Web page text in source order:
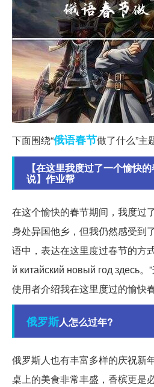
下面围绕“俄语春节做了什么”主
【在这里我度过了一个愉快
说】作业帮
在这个愉快的春节期间，我度过
身处异国他乡，但我仍然感受到
语中，表达在这里度过春节的方
й китайский новый год здесь
使用者介绍我在这里度过的愉快春
俄罗斯人怎么过年?
俄罗斯人也有丰富多样的庆祝新
桌上的美食非常丰盛，香槟更是